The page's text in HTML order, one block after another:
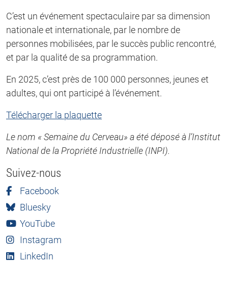
C’est un événement spectaculaire par sa dimension
nationale et internationale, par le nombre de
personnes mobilisées, par le succès public rencontré,
et par la qualité de sa programmation.
En 2025, c’est près de 100 000 personnes, jeunes et
adultes, qui ont participé à l’événement.
Télécharger la plaquette
Le nom « Semaine du Cerveau» a été déposé à l’Institut
National de la Propriété Industrielle (INPI).
Suivez-nous
Facebook
Bluesky
YouTube
Instagram
LinkedIn